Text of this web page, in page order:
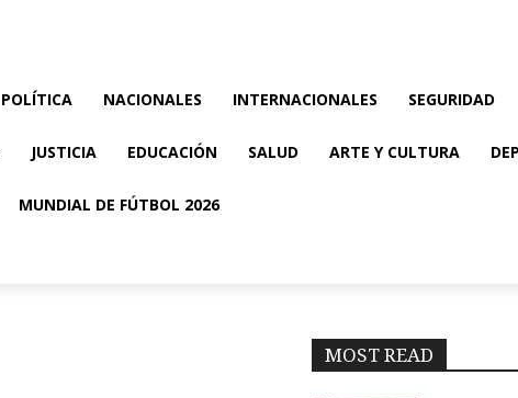
POLÍTICA NACIONALES INTERNACIONALES SEGURIDAD
JUSTICIA EDUCACIÓN SALUD ARTE Y CULTURA
MUNDIAL DE FÚTBOL 2026
MOST READ